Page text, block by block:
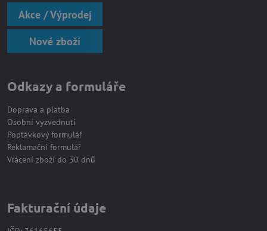
Akce / Výprodej
Nové zboží
Odkazy a formuláře
Doprava a platba
Osobní vyzvednutí
Poptávkový formulář
Reklamační formulář
Vrácení zboží do 30 dnů
Fakturační údaje